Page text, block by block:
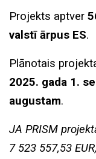
Projekts aptver
valstī ārpus ES.
Plānotais
2025. gada 1.
augustam.
JA PRISM
7 523 557,53